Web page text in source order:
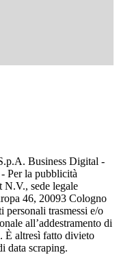
Business Digital -
Per la pubblicità
sede legale
46, 20093 Cologno
personali trasmessi e/o
all’addestramento di
È altresì fatto divieto
data scraping.